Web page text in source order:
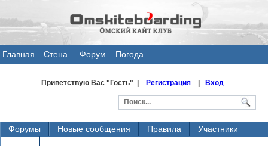
Главная
Стена
Форум Погода
Приветствую Вас"Гость" | Регистрация| Вход
Форумы Новые сообщения Правила
Участники